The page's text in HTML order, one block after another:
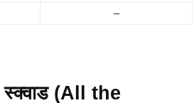
–
स्क्वाड (All the